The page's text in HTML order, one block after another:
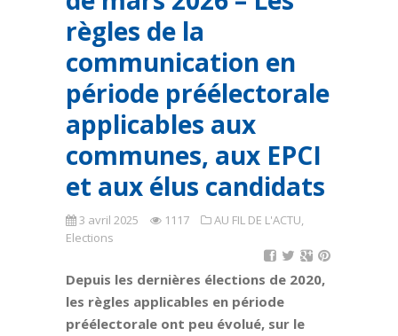
règles de la
communication en
période préélectorale
applicables aux
communes, aux EPCI
et aux élus candidats
3 avril 2025 1117 AU FIL DE L'ACTU,
Elections
Depuis les dernières élections de 2020,
les règles applicables en période
préélectorale ont peu évolué, sur le